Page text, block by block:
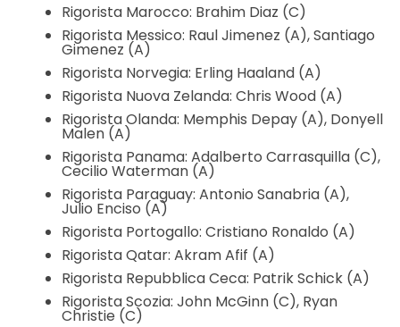
Rigorista Marocco: Brahim Diaz (C)
Rigorista Messico: Raul Jimenez (A), Santiago
Gimenez (A)
Rigorista Norvegia: Erling Haaland (A)
Rigorista Nuova Zelanda: Chris Wood (A)
Rigorista Olanda: Memphis Depay (A), Donyell
Malen (A)
Rigorista Panama: Adalberto Carrasquilla (C),
Cecilio Waterman (A)
Rigorista Paraguay: Antonio Sanabria (A),
Julio Enciso (A)
Rigorista Portogallo: Cristiano Ronaldo (A)
Rigorista Qatar: Akram Afif (A)
Rigorista Repubblica Ceca: Patrik Schick (A)
Rigorista Scozia: John McGinn (C), Ryan
Christie (C)